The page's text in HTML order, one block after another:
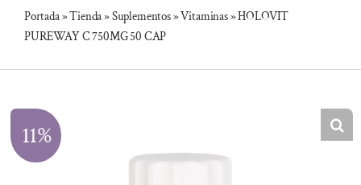
Portada»Tienda»Suplementos»Vitaminas»HOLOVIT
PUREWAY C 750MG 50 CAP
11%